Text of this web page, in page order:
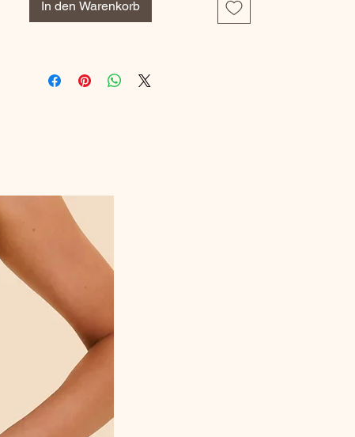
la beauté intemporelle du Simone Pérèle
In den Warenkorb